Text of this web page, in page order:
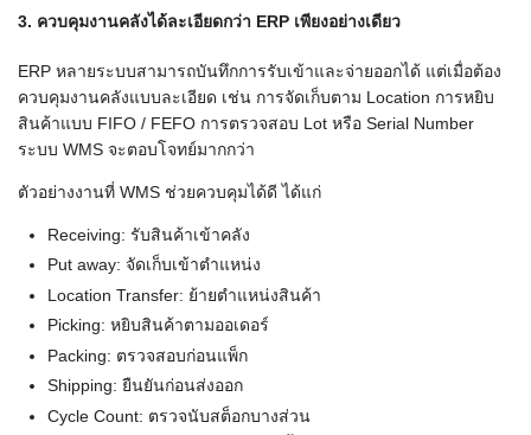
3. ควบคุมงานคลังได้ละเอียดกว่า ERP เพียงอย่างเดียว
ERP หลายระบบสามารถบันทึกการรับเข้าและจ่ายออกได้ แต่เมื่อต้อง
ควบคุมงานคลังแบบละเอียด เช่น การจัดเก็บตาม Location การหยิบ
สินค้าแบบ FIFO / FEFO การตรวจสอบ Lot หรือ Serial Number
ระบบ WMS จะตอบโจทย์มากกว่า
ตัวอย่างงานที่ WMS ช่วยควบคุมได้ดี ได้แก่
Receiving: รับสินค้าเข้าคลัง
Put away: จัดเก็บเข้าตำแหน่ง
Location Transfer: ย้ายตำแหน่งสินค้า
Picking: หยิบสินค้าตามออเดอร์
Packing: ตรวจสอบก่อนแพ็ก
Shipping: ยืนยันก่อนส่งออก
Cycle Count: ตรวจนับสต็อกบางส่วน